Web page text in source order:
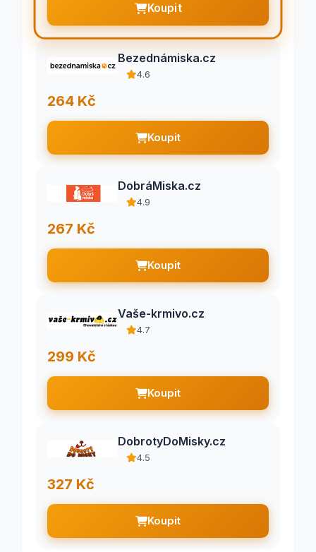
Koupit
Bezednámiska.cz
4.6
264 Kč
Koupit
DobráMiska.cz
4.9
267 Kč
Koupit
Vaše-krmivo.cz
4.7
299 Kč
Koupit
DobrotyDoMisky.cz
4.5
327 Kč
Koupit